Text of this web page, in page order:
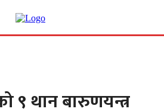
थान बारुणयन्त्र